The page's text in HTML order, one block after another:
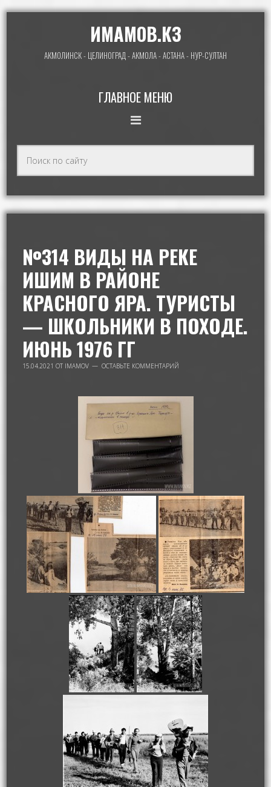
ИМАМОВ.КЗ
АКМОЛИНСК - ЦЕЛИНОГРАД - АКМОЛА - АСТАНА - НУР-СУЛТАН
ГЛАВНОЕ МЕНЮ
№314 ВИДЫ НА РЕКЕ
ИШИМ В РАЙОНЕ
КРАСНОГО ЯРА. ТУРИСТЫ
— ШКОЛЬНИКИ В ПОХОДЕ.
ИЮНЬ 1976 ГГ
15.04.2021 ОТ IMAMOV ОСТАВЬТЕ КОММЕНТАРИЙ